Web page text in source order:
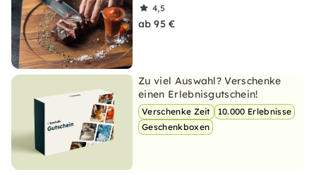
4,5
ab 95 €
Zu viel Auswahl? Verschenke
einen Erlebnisgutschein!
Verschenke Zeit
10.000 Erlebnisse
Geschenkboxen